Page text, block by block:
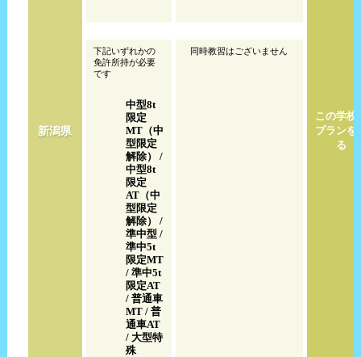
新潟県
下記いずれかの
免許所持が必要
です
中型8t
限定
MT（中
型限定
解除） /
中型8t
限定
AT（中
型限定
解除） /
準中型 /
準中5t
限定MT
/ 準中5t
限定AT
/ 普通車
MT / 普
通車AT
/ 大型特
殊
同時教習はございません
この学校
プランを
る